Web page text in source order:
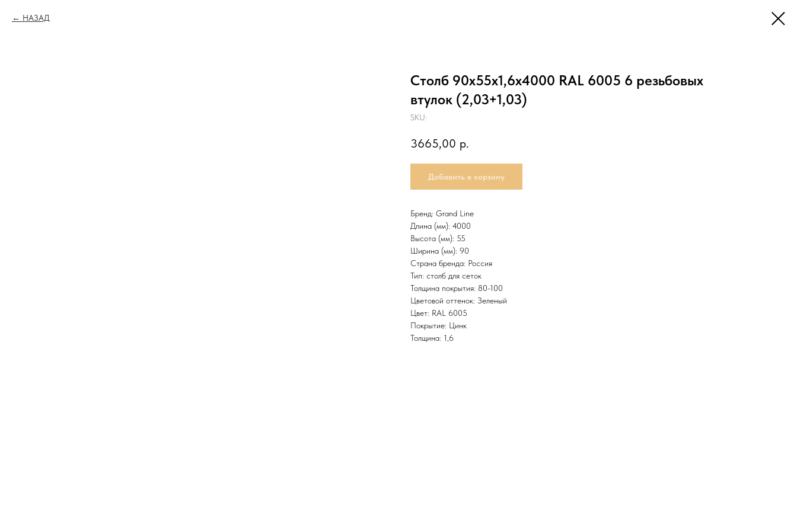
НАЗАД
Столб 90х55х1,6х4000 RAL 6005 6 резьбовых
втулок (2,03+1,03)
SKU:
3665,00 р.
Добавить в корзину
Бренд: Grand Line
Длина (мм): 4000
Высота (мм): 55
Ширина (мм): 90
Страна бренда: Россия
Тип: столб для сеток
Толщина покрытия: 80-100
Цветовой оттенок: Зеленый
Цвет: RAL 6005
Покрытие: Цинк
Толщина: 1,6